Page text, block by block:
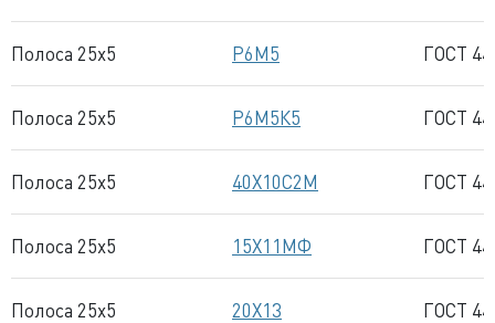
Полоса 25x5 Р6М5 ГОСТ
Полоса 25x5 Р6М5К5 ГОСТ
Полоса 25x5 40Х10С2М ГОСТ
Полоса 25x5 15Х11МФ ГОСТ
Полоса 25x5 20Х13 ГОСТ